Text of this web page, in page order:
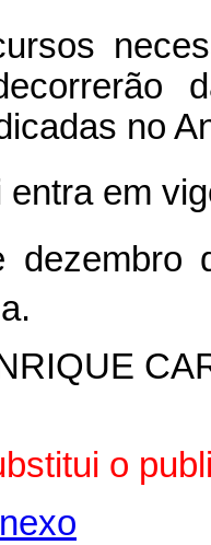
no
entra em
dezembro
o